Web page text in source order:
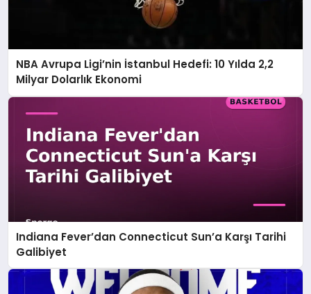
NBA Avrupa Ligi’nin İstanbul Hedefi: 10 Yılda 2,2
Milyar Dolarlık Ekonomi
Indiana Fever’dan Connecticut Sun’a Karşı Tarihi
Galibiyet